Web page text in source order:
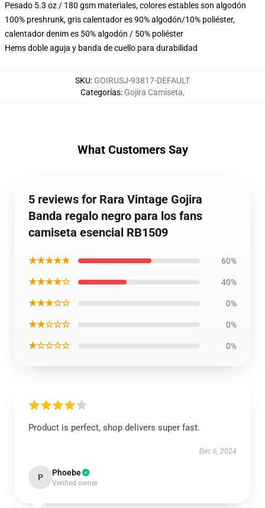
Pesado 5.3 oz / 180 gsm materiales, colores estables son algodón
100% preshrunk, gris calentador es 90% algodón/10% poliéster,
calentador denim es 50% algodón / 50% poliéster
Hems doble aguja y banda de cuello para durabilidad
SKU: GOIRUSJ-93817-DEFAULT
Categorías: Gojira Camiseta,
What Customers Say
5 reviews for Rara Vintage Gojira
Banda regalo negro para los fans
camiseta esencial RB1509
★★★★★ 60%
★★★★☆ 40%
★★★☆☆ 0%
★★☆☆☆ 0%
★☆☆☆☆ 0%
Product is perfect, shop delivers super fast.
Dec 6, 2024
P Phoebe
Verified owner